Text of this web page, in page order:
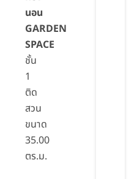
นอน
GARDEN
SPACE
ชั้น
1
ติด
สวน
ขนาด
35.00
ตร.ม.